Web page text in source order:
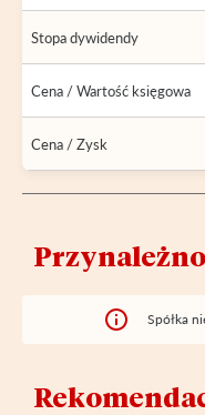
Stopa dywidendy
Cena / Wartość księgowa
Cena / Zysk
Spółka